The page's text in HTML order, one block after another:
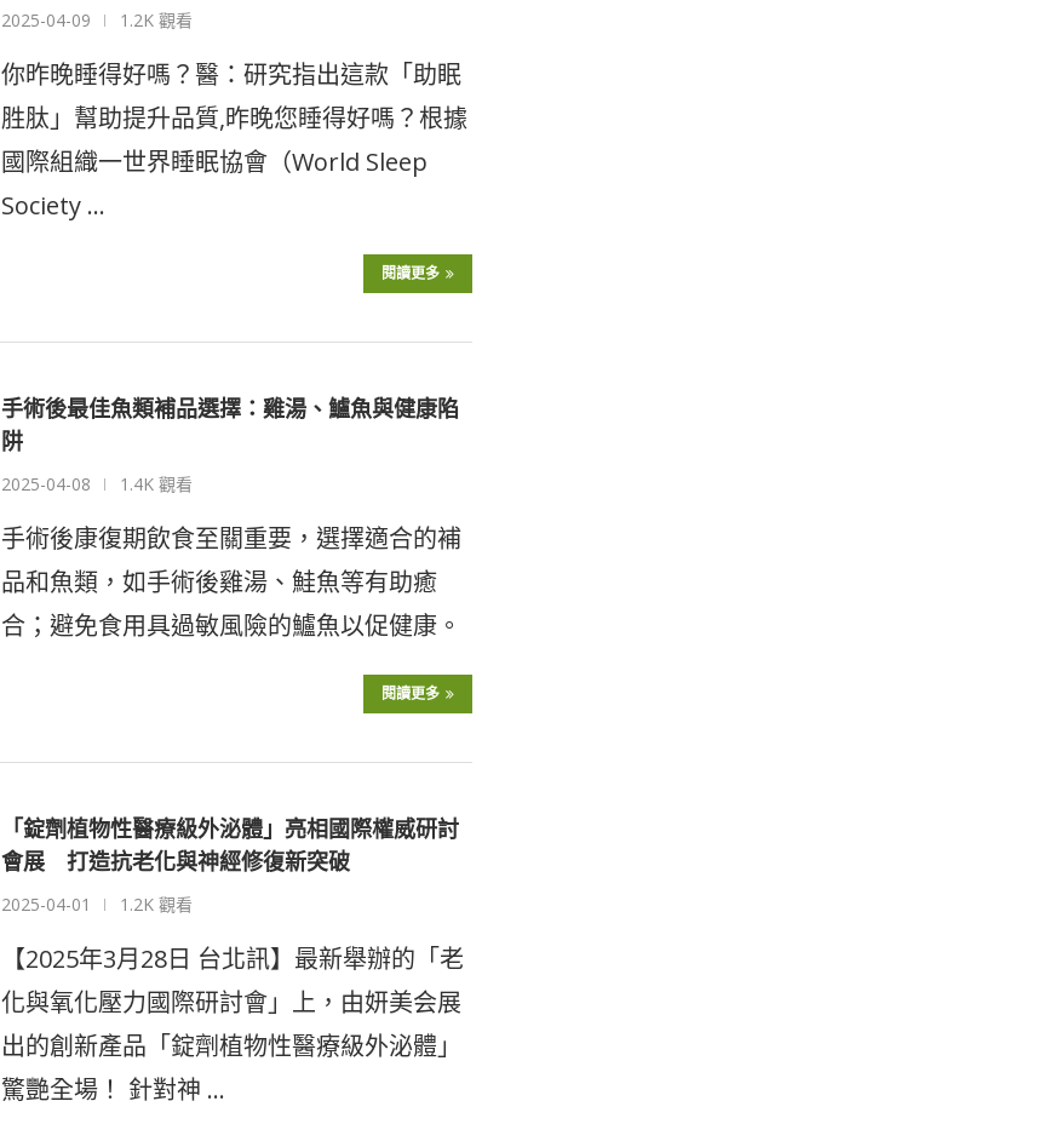
2025-04-09 1.2K 觀看
你昨晚睡得好嗎？醫：研究指出這款「助眠
胜肽」幫助提升品質,昨晚您睡得好嗎？根據
國際組織一世界睡眠協會（World Sleep
Society …
閱讀更多
手術後最佳魚類補品選擇：雞湯、鱸魚與健康陷
阱
2025-04-08 1.4K 觀看
手術後康復期飲食至關重要，選擇適合的補
品和魚類，如手術後雞湯、鮭魚等有助癒
合；避免食用具過敏風險的鱸魚以促健康。
閱讀更多
「錠劑植物性醫療級外泌體」亮相國際權威研討
會展 打造抗老化與神經修復新突破
2025-04-01 1.2K 觀看
【2025年3月28日 台北訊】最新舉辦的「老
化與氧化壓力國際研討會」上，由妍美会展
出的創新產品「錠劑植物性醫療級外泌體」
驚艷全場！ 針對神 …